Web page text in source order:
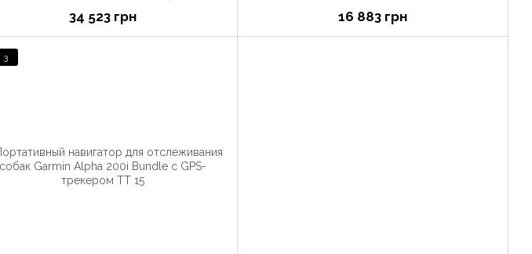
34 523 грн 16 883 грн
3